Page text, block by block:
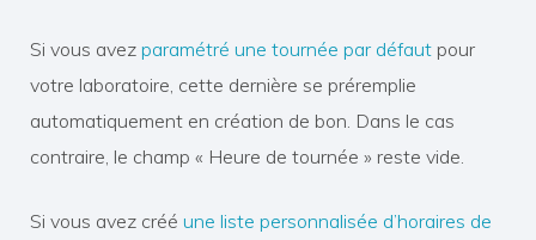
Si vous avez paramétré une tournée par défaut pour
votre laboratoire, cette dernière se préremplie
automatiquement en création de bon. Dans le cas
contraire, le champ « Heure de tournée » reste vide.
Si vous avez créé une liste personnalisée d’horaires de